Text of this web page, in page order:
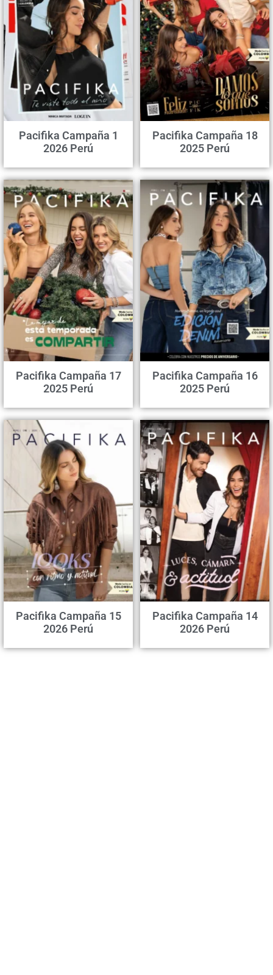
Pacifika Campaña 1
2026 Perú
Pacifika Campaña 18
2025 Perú
Pacifika Campaña 17
2025 Perú
Pacifika Campaña 16
2025 Perú
Pacifika Campaña 15
2026 Perú
Pacifika Campaña 14
2026 Perú